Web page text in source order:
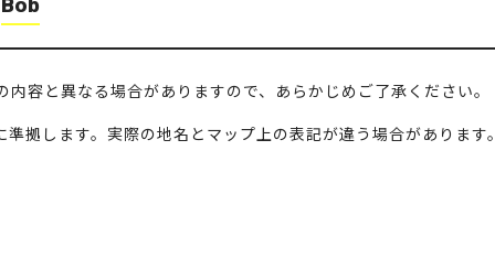
容と異なる場合がありますので、あらかじめご了承ください。
拠します。実際の地名とマップ上の表記が違う場合があります。